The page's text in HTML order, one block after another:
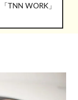
TNN WORK」